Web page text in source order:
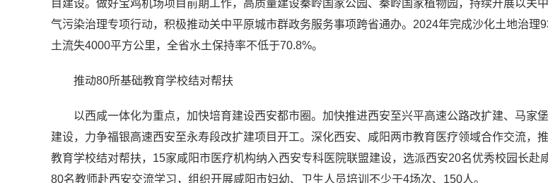
目建设。做好宝鸡机场项目前期工作，高质量建设秦岭国家公园、秦岭国家植物园，持续开展以关
气污染治理专项行动，积极推动关中平原城市群政务服务事项跨省通办。2024年完成沙化土地治理
土流失4000平方公里，全省水土保持率不低于70.8%。
推动80所基础教育学校结对帮扶
以西咸一体化为重点，加快培育建设西安都市圈。加快推进西安至兴平高速公路改扩建、马家
建设，力争福银高速西安至永寿段改扩建项目开工。深化西安、咸阳两市教育医疗领域合作交流，
教育学校结对帮扶，15家咸阳市医疗机构纳入西安专科医院联盟建设，选派西安20名优秀校园长赴
80名教师赴西安交流学习，组织开展咸阳市妇幼、卫生人员培训不少于4场次、150人。